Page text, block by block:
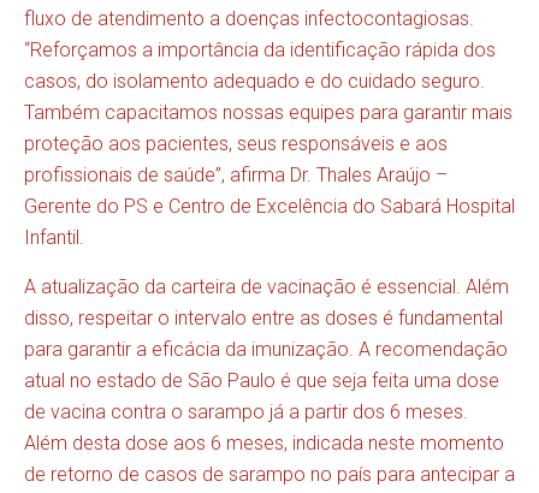
fluxo de atendimento a doenças infectocontagiosas.
“Reforçamos a importância da identificação rápida dos
casos, do isolamento adequado e do cuidado seguro.
Também capacitamos nossas equipes para garantir mais
proteção aos pacientes, seus responsáveis e aos
profissionais de saúde”, afirma Dr. Thales Araújo –
Gerente do PS e Centro de Excelência do Sabará Hospital
Infantil.
A atualização da carteira de vacinação é essencial. Além
disso, respeitar o intervalo entre as doses é fundamental
para garantir a eficácia da imunização. A recomendação
atual no estado de São Paulo é que seja feita uma dose
de vacina contra o sarampo já a partir dos 6 meses.
Além desta dose aos 6 meses, indicada neste momento
de retorno de casos de sarampo no país para antecipar a